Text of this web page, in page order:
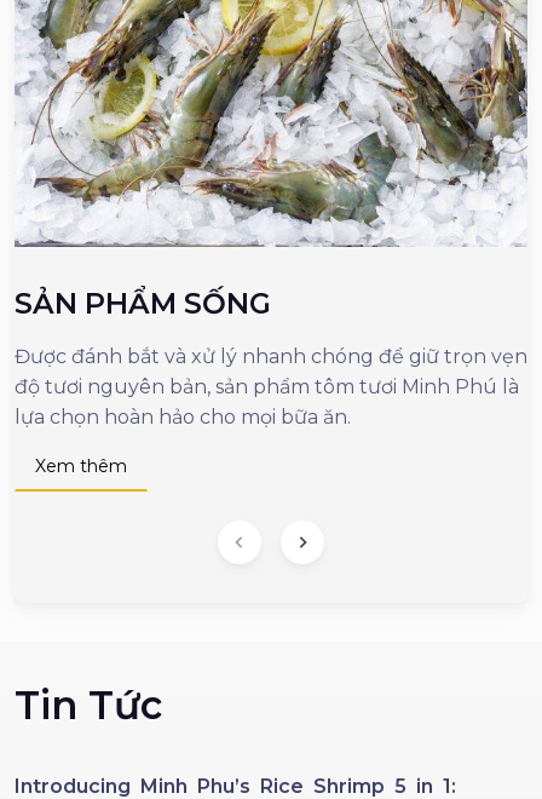
SẢN PHẨM SỐNG
Được đánh bắt và xử lý nhanh chóng để giữ trọn vẹn
độ tươi nguyên bản, sản phẩm tôm tươi Minh Phú là
lựa chọn hoàn hảo cho mọi bữa ăn.
Xem thêm
Tin Tức
Introducing Minh Phu’s Rice Shrimp 5 in 1: